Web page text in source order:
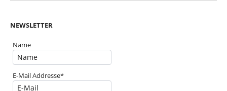
NEWSLETTER
Name
E-Mail Addresse*